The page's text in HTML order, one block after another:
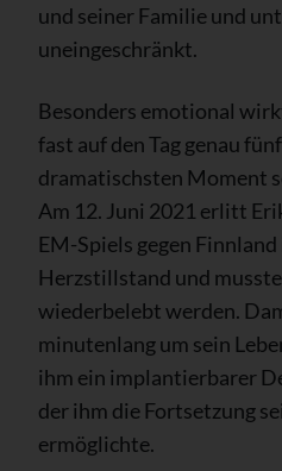
und seiner Familie und
uneingeschränkt.
Besonders emotional
fast auf den Tag genau
dramatischsten Moment
Am 12. Juni 2021 erlitt
EM-Spiels gegen
Herzstillstand und
wiederbelebt werden.
minutenlang um sein
ihm ein implantierbarer
der ihm die Fortsetzung
ermöglichte.